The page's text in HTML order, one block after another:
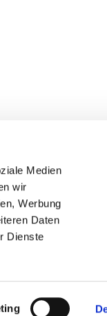
Medien
wir
Werbung
Daten
Dienste
5735-0